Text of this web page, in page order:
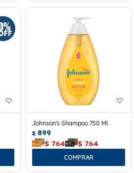
Johnson's Shampoo 750 Ml.
$ 899
$ 764 $ 764